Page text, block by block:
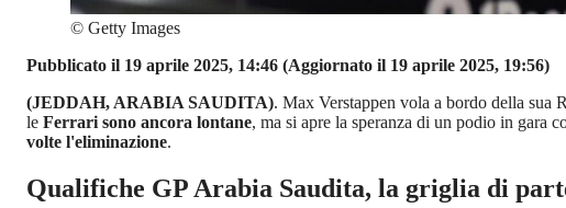
© Getty Images
Pubblicato il 19 aprile 2025, 14:46 (Aggiornato il 19 aprile 2025, 19:56)
(JEDDAH, ARABIA SAUDITA). Max Verstappen vola a bordo della sua
le Ferrari sono ancora lontane, ma si apre la speranza di un podio in gara
volte l'eliminazione.
Qualifiche GP Arabia Saudita, la griglia di